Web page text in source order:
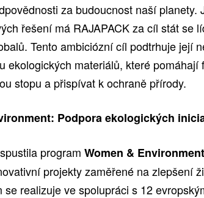
za budoucnost naší planety.
řešení má RAJAPACK za cíl stát se
Tento ambiciózní cíl podtrhuje její
ekologických materiálů, které pomáhají
stopu a přispívat k ochraně přírody.
Podpora ekologických
program Women & Environment
projekty zaměřené na zlepšení
se realizuje ve spolupráci s 12